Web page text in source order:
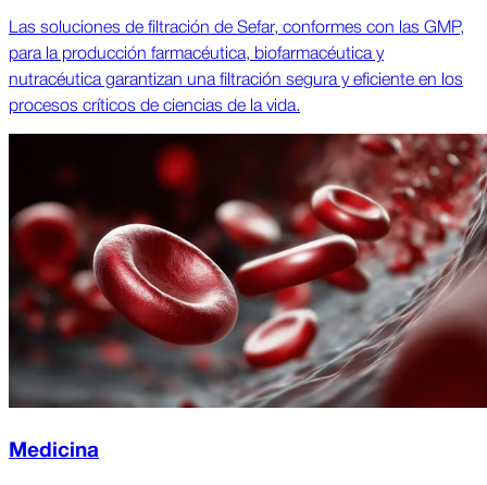
Las soluciones de filtración de Sefar, conformes con las GMP,
para la producción farmacéutica, biofarmacéutica y
nutracéutica garantizan una filtración segura y eficiente en los
procesos críticos de ciencias de la vida.
Medicina